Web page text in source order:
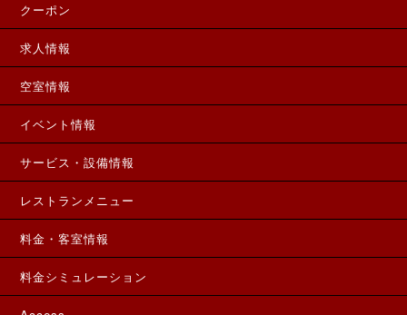
クーポン
求人情報
空室情報
イベント情報
サービス・設備情報
レストランメニュー
料金・客室情報
料金シミュレーション